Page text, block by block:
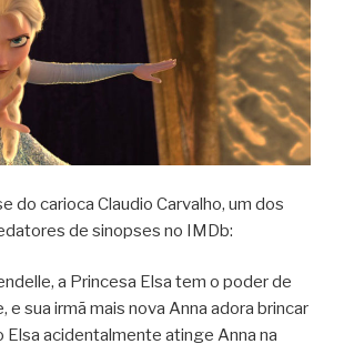
do carioca Claudio Carvalho, um dos
de sinopses no IMDb:
a Princesa Elsa tem o poder de
e sua irmã mais nova Anna adora brincar
Elsa acidentalmente atinge Anna na